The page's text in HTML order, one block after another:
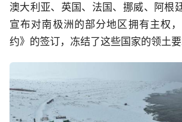
澳大利亚、英国、法国、挪威、阿根
宣布对南极洲的部分地区拥有主权
约》的签订，冻结了这些国家的领土要